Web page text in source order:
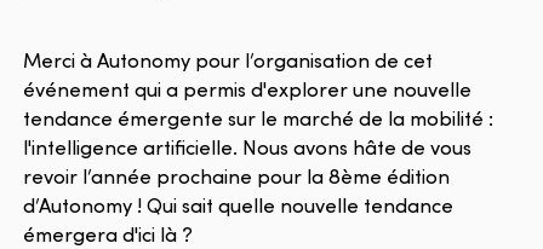
Merci à Autonomy pour l’organisation de cet
événement qui a permis d'explorer une nouvelle
tendance émergente sur le marché de la mobilité :
l'intelligence artificielle. Nous avons hâte de vous
revoir l’année prochaine pour la 8ème édition
d’Autonomy ! Qui sait quelle nouvelle tendance
émergera d'ici là ?